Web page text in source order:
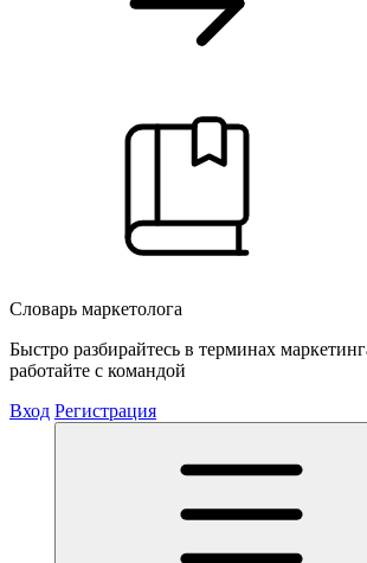
Словарь маркетолога
Быстро разбирайтесь в терминах
работайте с командой
Вход Регистрация